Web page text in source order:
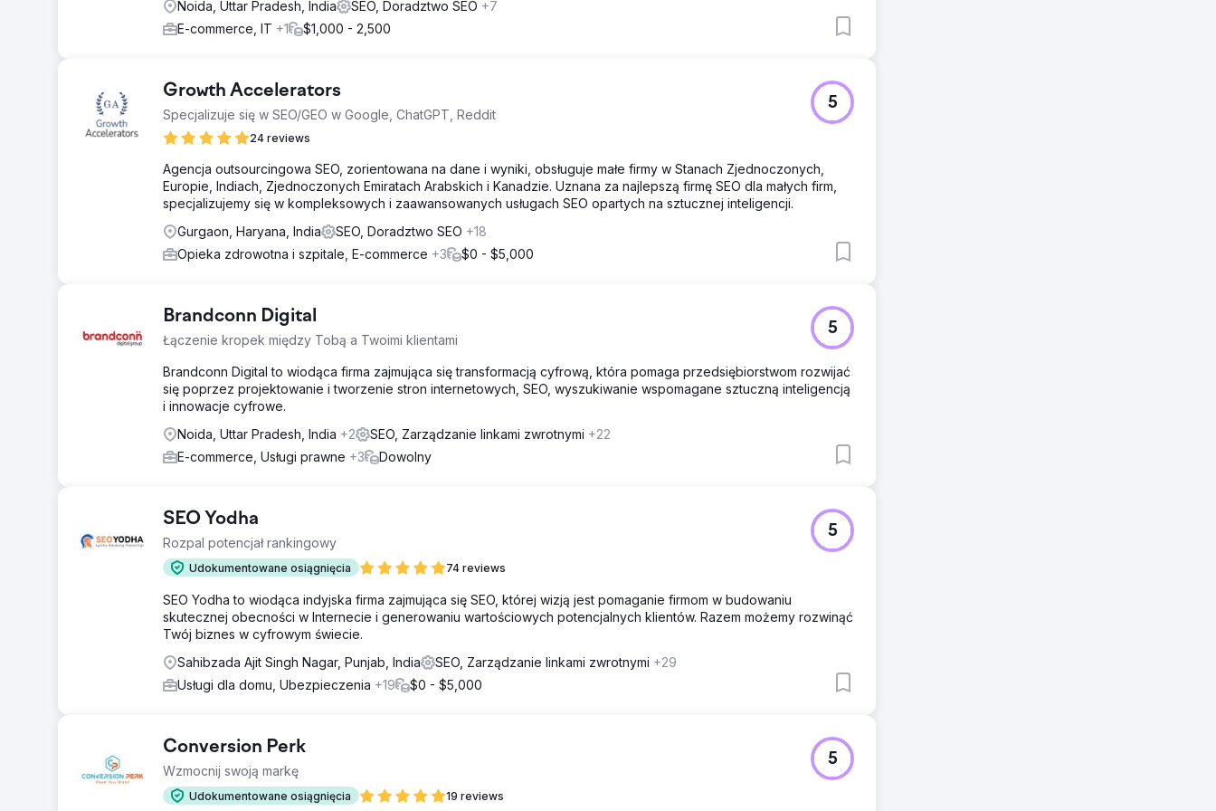
Noida, Uttar Pradesh, India SEO, Doradztwo SEO +7
E-commerce, IT +1 $1,000 - 2,500
Growth Accelerators
Specjalizuje się w SEO/GEO w Google, ChatGPT, Reddit
24 reviews
5
Agencja outsourcingowa SEO, zorientowana na dane i wyniki, obsługuje małe firmy w Stanach Zjednoczonych,
Europie, Indiach, Zjednoczonych Emiratach Arabskich i Kanadzie. Uznana za najlepszą firmę SEO dla małych firm,
specjalizujemy się w kompleksowych i zaawansowanych usługach SEO opartych na sztucznej inteligencji.
Gurgaon, Haryana, India
SEO, Doradztwo SEO +18
Opieka zdrowotna i szpitale, E-commerce +3 $0 - $5,000
Brandconn Digital
Łączenie kropek między Tobą a Twoimi klientami
5
Brandconn Digital to wiodąca firma zajmująca się transformacją cyfrową, która pomaga przedsiębiorstwom rozwijać
się poprzez projektowanie i tworzenie stron internetowych, SEO, wyszukiwanie wspomagane sztuczną inteligencją
i innowacje cyfrowe.
Noida, Uttar Pradesh, India +2 SEO, Zarządzanie linkami zwrotnymi +22
E-commerce, Usługi prawne +3 Dowolny
SEO Yodha
Rozpal potencjał rankingowy
Udokumentowane osiągnięcia 74 reviews
5
SEO Yodha to wiodąca indyjska firma zajmująca się SEO, której wizją jest pomaganie firmom w budowaniu
skutecznej obecności w Internecie i generowaniu wartościowych potencjalnych klientów. Razem możemy rozwinąć
Twój biznes w cyfrowym świecie.
Sahibzada Ajit Singh Nagar, Punjab, India
SEO, Zarządzanie linkami zwrotnymi +29
Usługi dla domu, Ubezpieczenia +19 $0 - $5,000
Conversion Perk
Wzmocnij swoją markę
Udokumentowane osiągnięcia 19 reviews
5